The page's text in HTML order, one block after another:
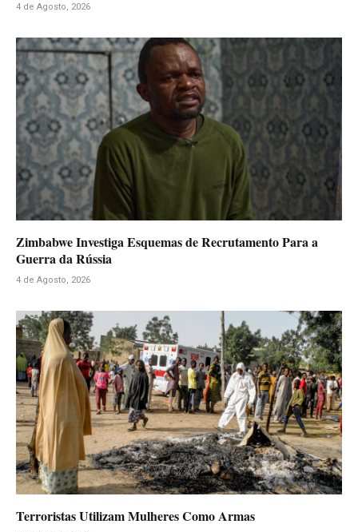
4 de Agosto, 2026
Zimbabwe Investiga Esquemas de Recrutamento Para a
Guerra da Rússia
4 de Agosto, 2026
Terroristas Utilizam Mulheres Como Armas